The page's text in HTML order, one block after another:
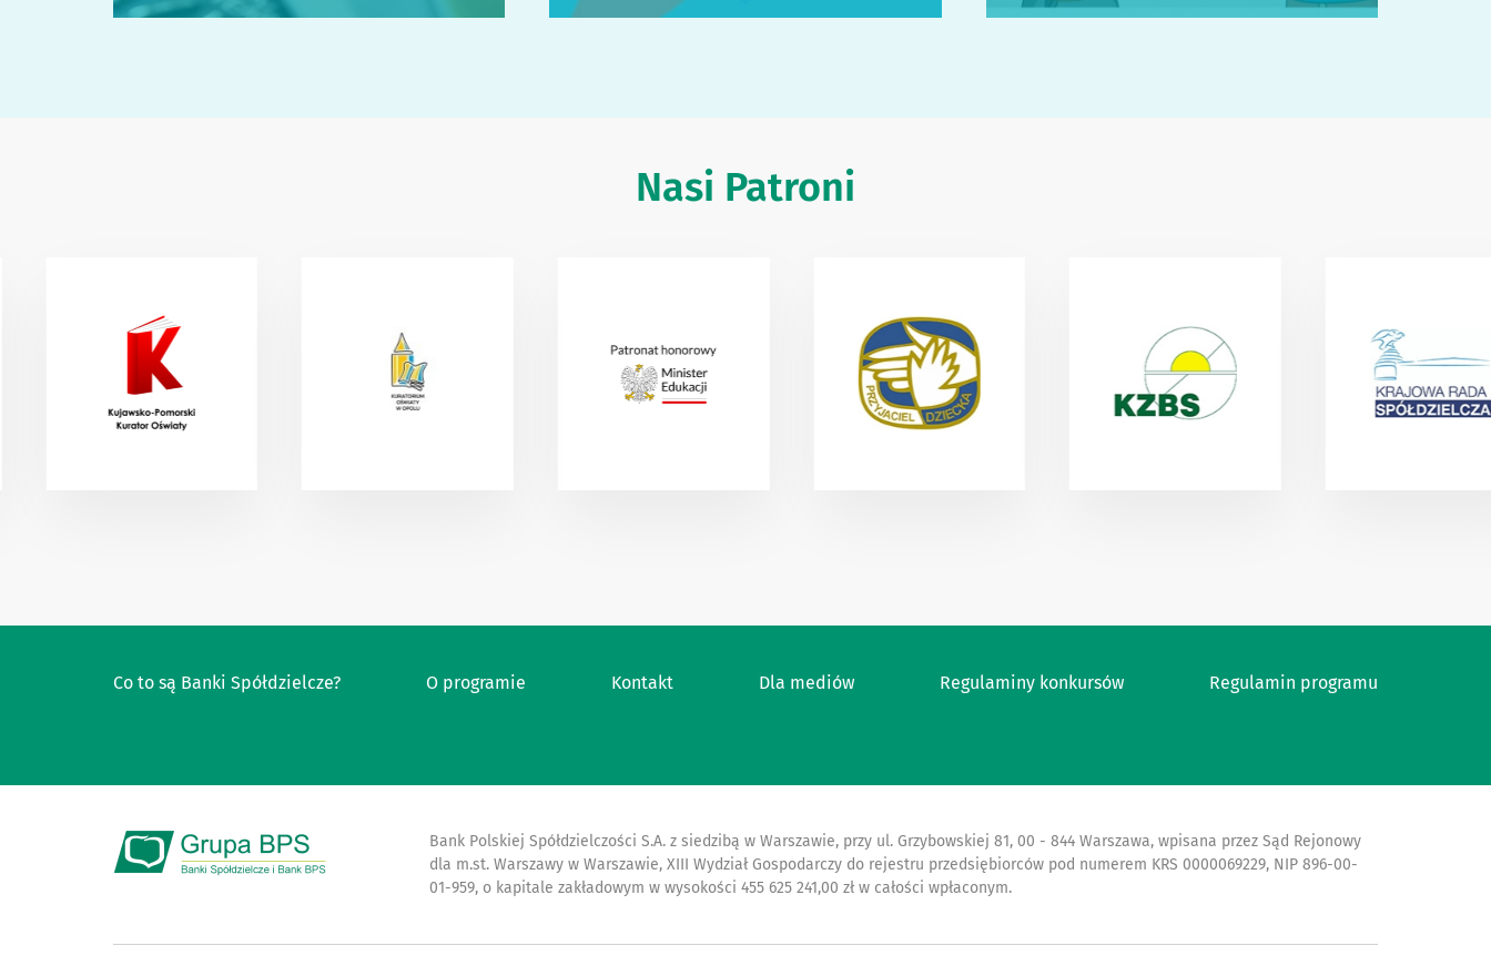
Nasi Patroni
Co to są Banki Spółdzielcze? O programie Kontakt Dla mediów Regulaminy konkursów Regulamin programu
Bank Polskiej Spółdzielczości S.A. z siedzibą w Warszawie, przy ul. Grzybowskiej 81, 00 - 844 Warszawa, wpisana przez Sąd Rejonowy
dla m.st. Warszawy w Warszawie, XIII Wydział Gospodarczy do rejestru przedsiębiorców pod numerem KRS 0000069229, NIP 896-00-
01-959, o kapitale zakładowym w wysokości 455 625 241,00 zł w całości wpłaconym.